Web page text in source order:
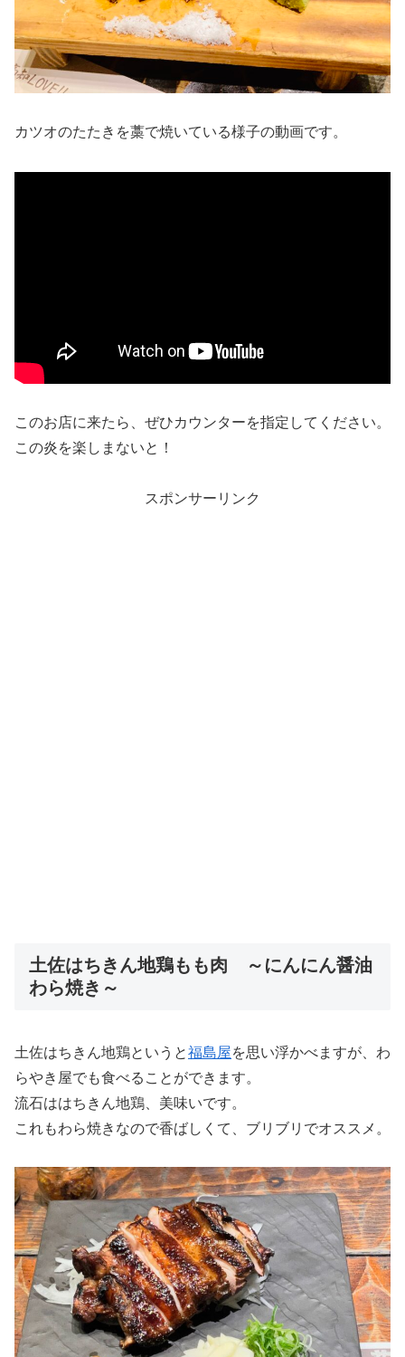
カツオのたたきを藁で焼いている様子の動画です。
このお店に来たら、ぜひカウンターを指定してください。
この炎を楽しまないと！
スポンサーリンク
土佐はちきん地鶏もも肉 ～にんにん醤油
わら焼き～
土佐はちきん地鶏というと福島屋を思い浮かべますが、わ
らやき屋でも食べることができます。
流石ははちきん地鶏、美味いです。
これもわら焼きなので香ばしくて、ブリブリでオススメ。